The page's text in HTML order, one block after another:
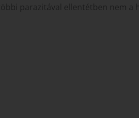
parazitával ellentétben nem a